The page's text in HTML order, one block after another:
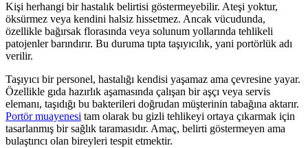
Kişi herhangi bir hastalık belirtisi göstermeyebilir. Ateşi yoktur,
öksürmez veya kendini halsiz hissetmez. Ancak vücudunda,
özellikle bağırsak florasında veya solunum yollarında tehlikeli
patojenler barındırır. Bu duruma tıpta taşıyıcılık, yani portörlük adı
verilir.
Taşıyıcı bir personel, hastalığı kendisi yaşamaz ama çevresine yayar.
Özellikle gıda hazırlık aşamasında çalışan bir aşçı veya servis
elemanı, taşıdığı bu bakterileri doğrudan müşterinin tabağına aktarır.
Portör muayenesi tam olarak bu gizli tehlikeyi ortaya çıkarmak için
tasarlanmış bir sağlık taramasıdır. Amaç, belirti göstermeyen ama
bulaştırıcı olan bireyleri tespit etmektir.